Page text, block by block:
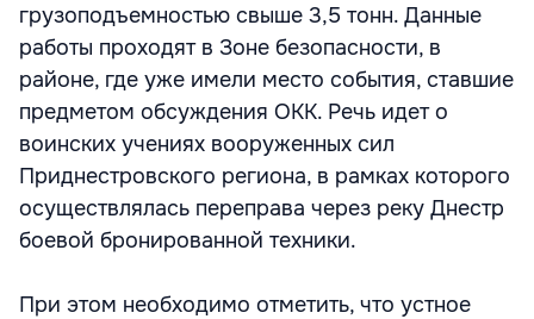
грузоподъемностью свыше 3,5 тонн. Данные
работы проходят в Зоне безопасности, в
районе, где уже имели место события, ставшие
предметом обсуждения ОКК. Речь идет о
воинских учениях вооруженных сил
Приднестровского региона, в рамках которого
осуществлялась переправа через реку Днестр
боевой бронированной техники.
При этом необходимо отметить, что устное